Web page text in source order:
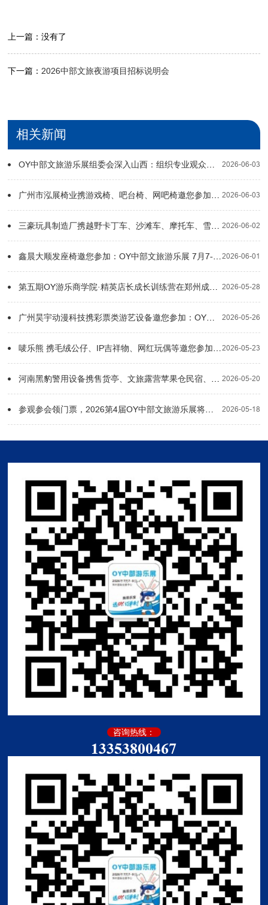
上一篇：没有了
下一篇：2026中部文旅夜游项目招标说明会
相关新闻
2026-06-03
OY中部文旅游乐展组委会深入山西：组织专业观众，深化品牌商与渠道合作
2026-06-03
广州市泓展椅业携游戏椅、吧台椅、网吧椅邀您参加：OY中部文旅游乐展 7月7-9日郑州国际会展中心
2026-06-02
三豪玩具制造厂携越野卡丁车、沙滩车、摩托车、雪地履带坦克等邀您参加：OY中部文旅游乐展 7月7-9日郑州国际会展中心
2026-06-01
鑫晨大顺发座椅邀您参加：OY中部文旅游乐展 7月7-9日郑州国际会展中心
2026-05-28
第五期OY游乐商学院·精英店长成长训练营在郑州成功举办，电玩游乐品牌齐聚，共探行业破局之道
2026-05-26
广州昊宇动漫科技携彩票类游艺设备邀您参加：OY中部文旅游乐展 7月7-9日郑州国际会展中心
2026-05-23
唛乐熊 携毛绒公仔、IP吉祥物、网红玩偶等邀您参加：OY中部文旅游乐展 7月7-9日郑州国际会展中心
2026-05-20
河南黑豹警用设备携售货亭、文旅露营苹果仓民宿、岗亭邀您参加：OY中部文旅游乐展 7月7-9日郑州国际会展中心
2026-05-18
参观参会领门票，2026第4届OY中部文旅游乐展将于7月7-9日举办，“码”上领门票，逛展有福利~
咨询热线：
13353800467